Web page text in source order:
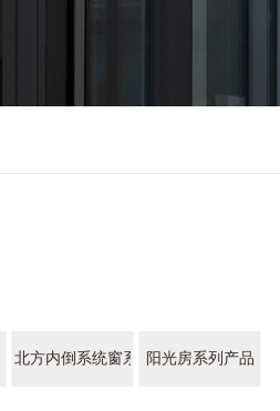
北方内倒系统窗系列产品阳光房系列产品